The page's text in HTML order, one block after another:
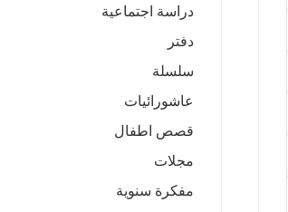
دراسة اجتماعية
دفتر
سلسلة
عاشورائيات
قصص اطفال
مجلات
مفكرة سنوية